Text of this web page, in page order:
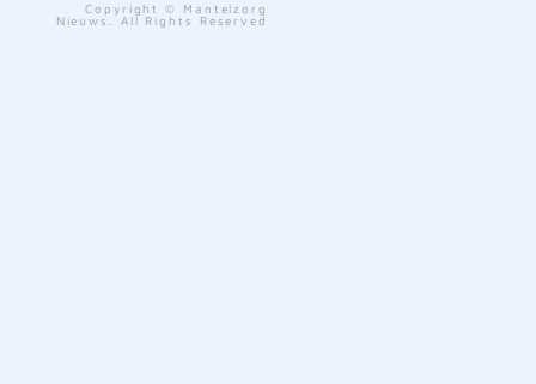
Copyright © Mantelzorg
Nieuws. All Rights Reserved